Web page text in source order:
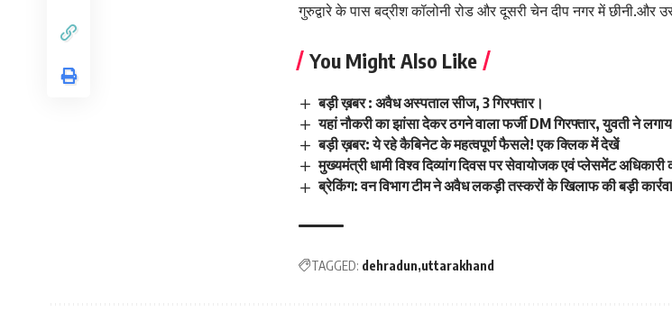
गुरुद्वारे के पास बद्रीश कॉलोनी रोड और दूसरी चेन दीप नगर में छीनी.और
You Might Also Like
बड़ी ख़बर : अवैध अस्पताल सीज, 3 गिरफ्तार।
यहां नौकरी का झांसा देकर ठगने वाला फर्जी DM गिरफ्तार, युवती ने
बड़ी ख़बर: ये रहे कैबिनेट के महत्वपूर्ण फैसले! एक क्लिक में देखें
मुख्यमंत्री धामी विश्व दिव्यांग दिवस पर सेवायोजक एवं प्लेसमेंट
ब्रेकिंग: वन विभाग टीम ने अवैध लकड़ी तस्करों के खिलाफ की बड़ी
TAGGED: dehradun uttarakhand